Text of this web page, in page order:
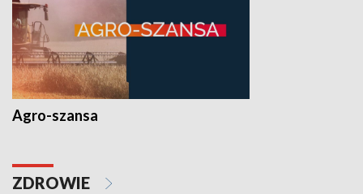
Agro-szansa
ZDROWIE